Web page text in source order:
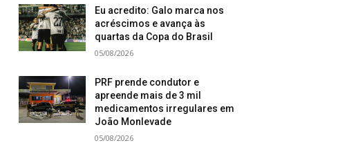
Eu acredito: Galo marca nos
acréscimos e avança às
quartas da Copa do Brasil
05/08/2026
PRF prende condutor e
apreende mais de 3 mil
medicamentos irregulares em
João Monlevade
05/08/2026